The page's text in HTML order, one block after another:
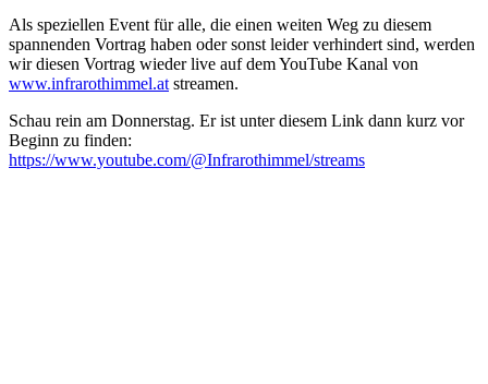
Als speziellen Event für alle, die einen weiten Weg zu diesem
spannenden Vortrag haben oder sonst leider verhindert sind, werden
wir diesen Vortrag wieder live auf dem YouTube Kanal von
www.infrarothimmel.at streamen.
Schau rein am Donnerstag. Er ist unter diesem Link dann kurz vor
Beginn zu finden:
https://www.youtube.com/@Infrarothimmel/streams